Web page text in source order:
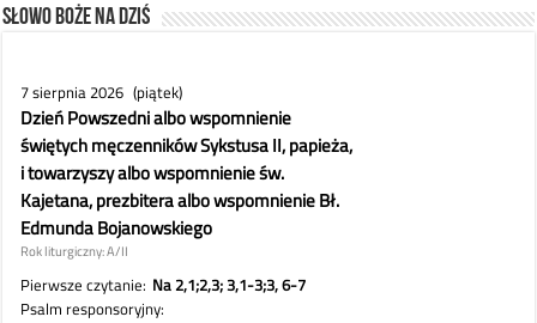
Słowo Boże na dziś